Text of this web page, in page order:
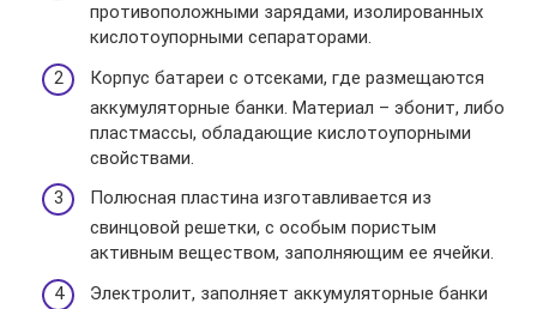
противоположными зарядами, изолированных
кислотоупорными сепараторами.
Корпус батареи с отсеками, где размещаются
аккумуляторные банки. Материал – эбонит, либо
пластмассы, обладающие кислотоупорными
свойствами.
Полюсная пластина изготавливается из
свинцовой решетки, с особым пористым
активным веществом, заполняющим ее ячейки.
Электролит, заполняет аккумуляторные банки